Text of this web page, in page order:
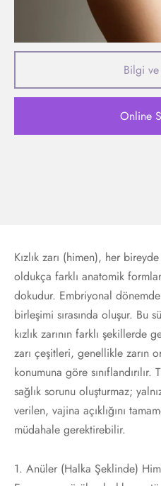
Bilgi
Online
Kızlık zarı (himen), her
oldukça farklı anatomik
dokudur. Embriyonal
birleşimi sırasında oluşur. Bu
kızlık zarının farklı şekillerde
zarı çeşitleri, genellikle zarın
konumuna göre
sağlık sorunu oluşturmaz;
verilen, vajina açıklığını
müdahale gerektirebilir.
1. Anüler (Halka Şeklinde)